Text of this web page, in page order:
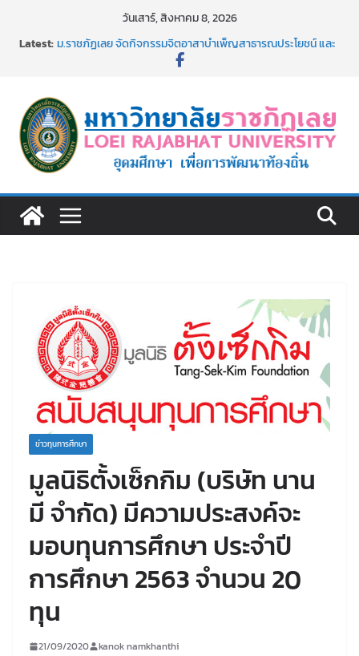
วันเสาร์, สิงหาคม 8, 2026
Latest:ม.ราชภัฏเลย จัดกิจกรรมจิตอาสาบำเพ็ญสาธารณประโยชน์ และ
เงินรายได้
ม.ราชภัฏเลย จัดมหกรรมวิชาการ เปิดบ้าน LRU ครั้งที่ 4 เปิดให้
นักเรียนมัธยมปลายค้นหาสาขาวิชาในฝัน สู่อนาคตที่ใช่
อธิการบดี มรภ.เลย ร่วมประชุมชี้แจงกับคณะอนุกรรมาธิการ
ประจำปีงบประมาณ พ.ศ. 2570
๑,๙๗๒ ชุด โดยวิธีเฉพาะเจาะจง
ข่าวทุนการศึกษา
มูลนิธิตั้งเซ็กกิม (บริษัท นาน
มี จำกัด) มีความประสงค์จะ
มอบทุนการศึกษา ประจำปี
การศึกษา 2563 จำนวน 20
ทุน
21/09/2020 kanok namkhanthi